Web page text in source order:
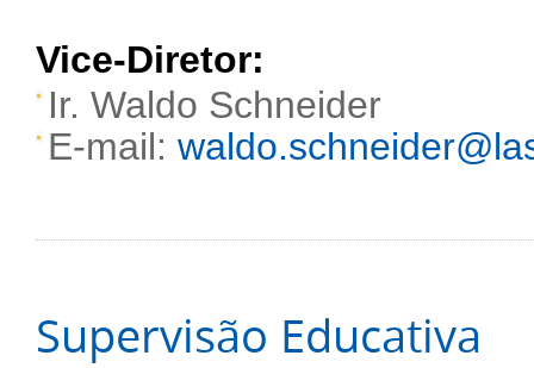
Vice-Diretor:
Ir. Waldo Schneider
E-mail:
Supervisão Educativa